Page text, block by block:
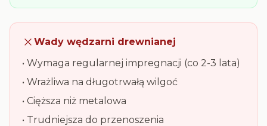
Wady wędzarni drewnianej
• Wymaga regularnej impregnacji (co 2-3 lata)
• Wrażliwa na długotrwałą wilgoć
• Cięższa niż metalowa
• Trudniejsza do przenoszenia